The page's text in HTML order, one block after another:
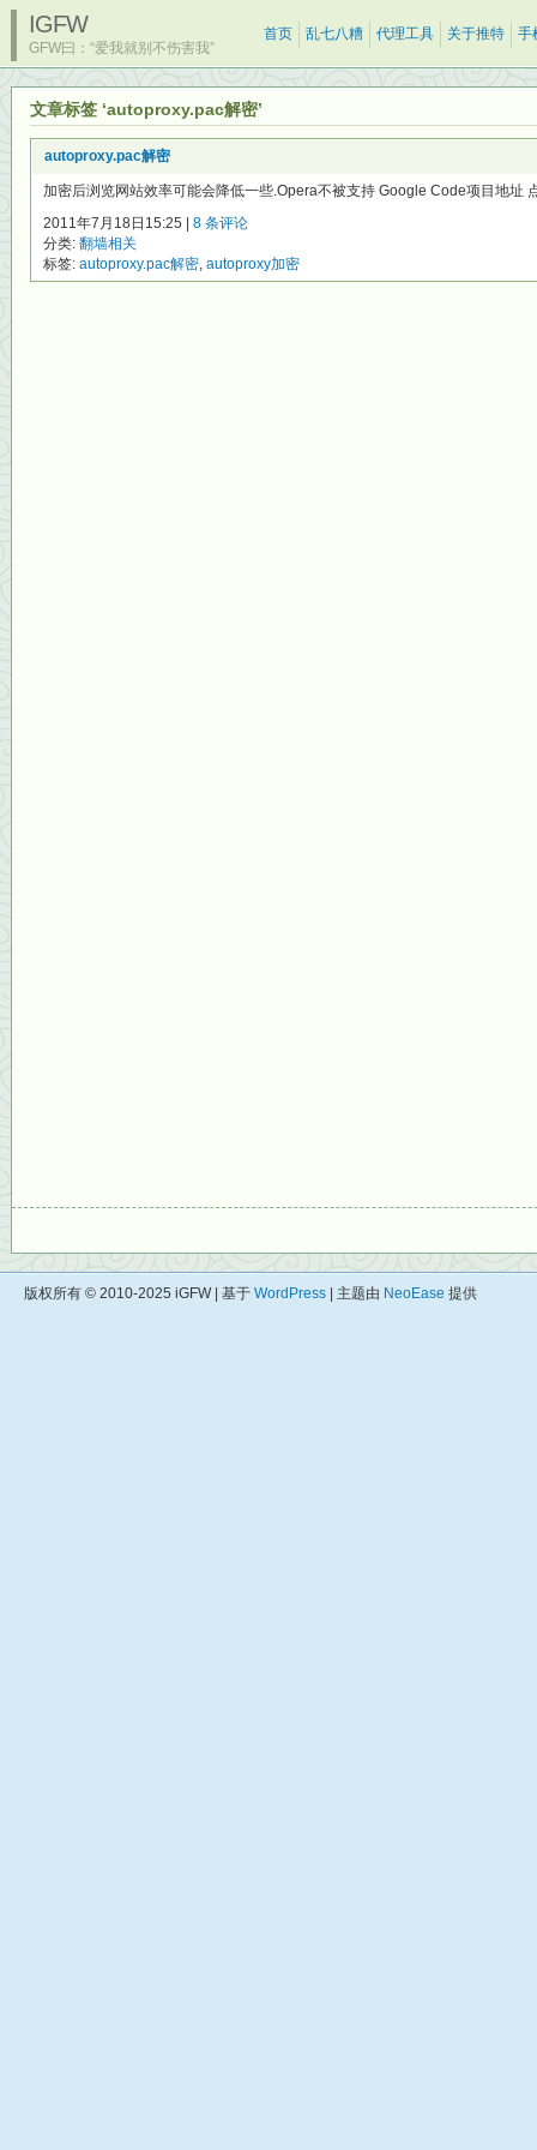
IGFW
GFW曰：“爱我就别不伤害我”
首页 乱七八糟 代理工具 关于推特 手
文章标签 ‘autoproxy.pac解密’
autoproxy.pac解密
加密后浏览网站效率可能会降低一些.Opera不被支持 Google Code项目地址
2011年7月18日15:25 | 8 条评论
分类: 翻墙相关
标签: autoproxy.pac解密, autoproxy加密
版权所有 © 2010-2025 iGFW | 基于 WordPress | 主题由 NeoEase 提供